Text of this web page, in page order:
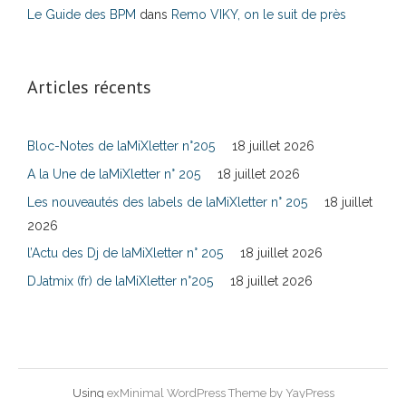
Le Guide des BPM dans Remo VIKY, on le suit de près
Articles récents
Bloc-Notes de laMiXletter n°205
18 juillet 2026
A la Une de laMiXletter n° 205
18 juillet 2026
Les nouveautés des labels de laMiXletter n° 205
18 juillet
2026
l’Actu des Dj de laMiXletter n° 205
18 juillet 2026
DJatmix (fr) de laMiXletter n°205
18 juillet 2026
Using exMinimal WordPress Theme by YayPress